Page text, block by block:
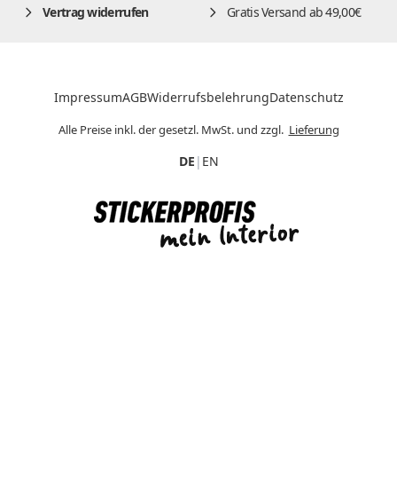
Vertrag widerrufen
Gratis Versand ab 49,00€
ImpressumAGBWiderrufsbelehrungDatenschutz
Alle Preise inkl. der gesetzl. MwSt. und zzgl. Lieferung
DE | EN